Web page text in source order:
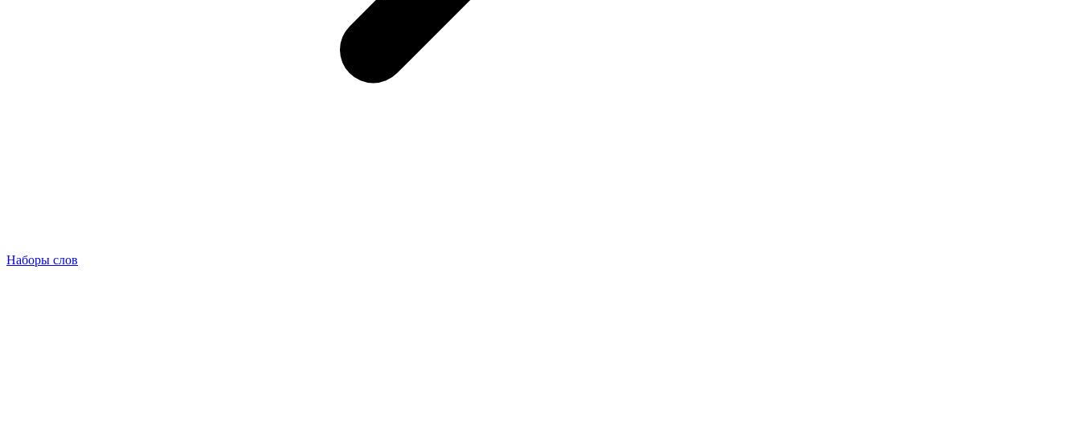
Наборы слов